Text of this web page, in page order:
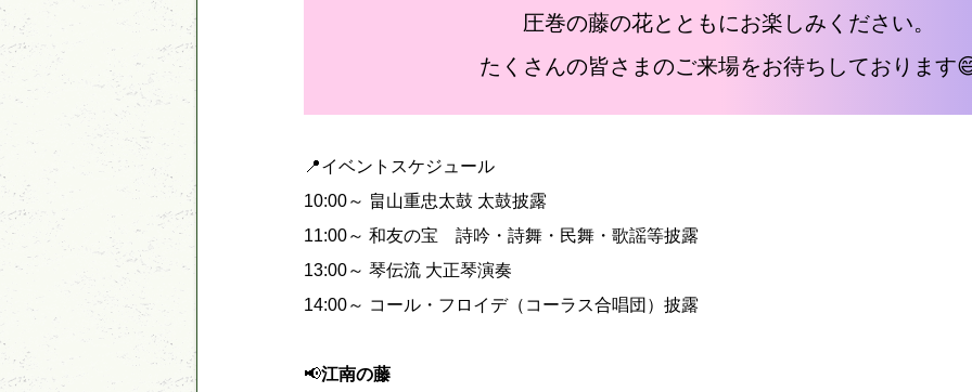
圧巻の藤の花とともにお楽しみください。
たくさんの皆さまのご来場をお待ちしております
📍イベントスケジュール
10:00～ 畠山重忠太鼓 太鼓披露
11:00～ 和友の宝 詩吟・詩舞・民舞・歌謡等披露
13:00～ 琴伝流 大正琴演奏
14:00～ コール・フロイデ（コーラス合唱団）披露
📢江南の藤